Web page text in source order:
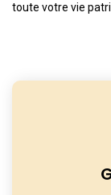
toute votre vie